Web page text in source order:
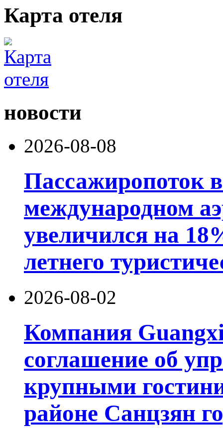
Карта отеля
новости
2026-08-08
Пассажиропоток
международном
увеличился на
летнего
2026-08-02
Компания
соглашение об
крупными
районе Санцзян